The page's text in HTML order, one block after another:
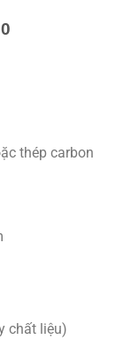
thép carbon
chất liệu)